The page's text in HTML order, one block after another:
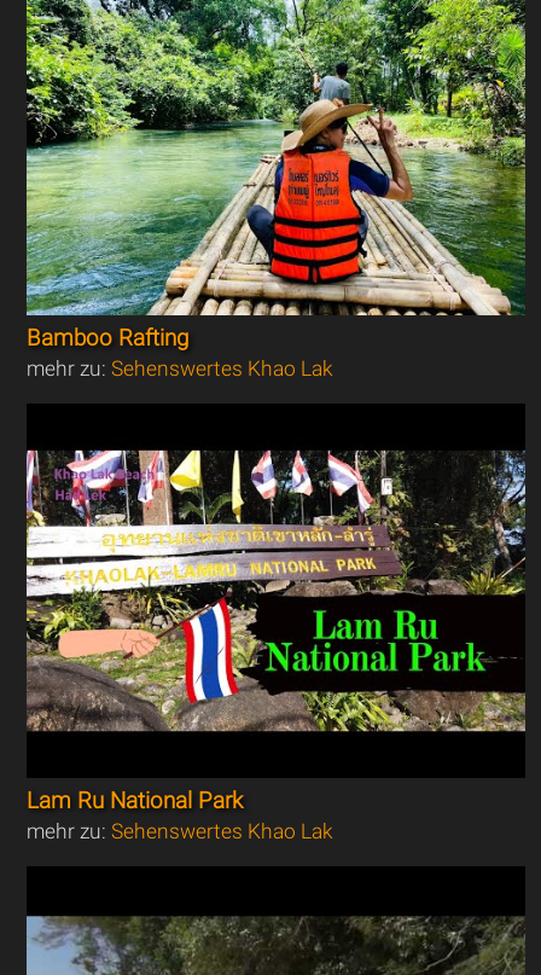
Bamboo Rafting
mehr zu:Sehenswertes Khao Lak
Lam Ru National Park
mehr zu:Sehenswertes Khao Lak